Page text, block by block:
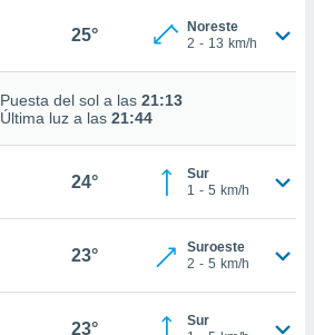
25°
Noreste
2 - 13 km/h
Puesta del sol a las 21:13
Última luz a las 21:44
24°
Sur
1 - 5 km/h
23°
Suroeste
2 - 5 km/h
23°
Sur